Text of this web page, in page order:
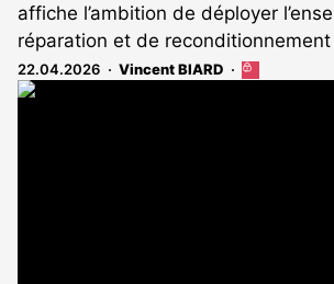
affiche l’ambition de déployer
réparation et de
22.04.2026 Vincent BIARD
Cet